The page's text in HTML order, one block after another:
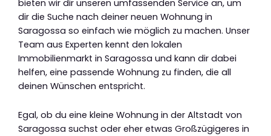
bieten wir dir unseren umfassenden Service an, um
dir die Suche nach deiner neuen Wohnung in
Saragossa so einfach wie möglich zu machen. Unser
Team aus Experten kennt den lokalen
Immobilienmarkt in Saragossa und kann dir dabei
helfen, eine passende Wohnung zu finden, die all
deinen Wünschen entspricht.
Egal, ob du eine kleine Wohnung in der Altstadt von
Saragossa suchst oder eher etwas Großzügigeres in